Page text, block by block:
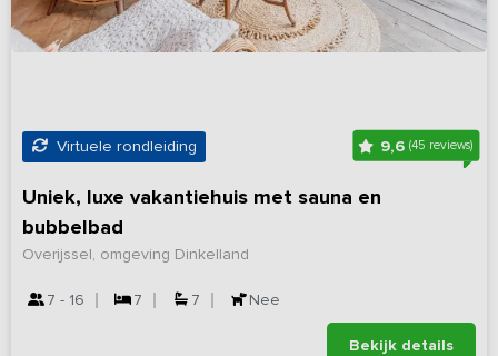
Virtuele rondleiding 9,6(45 reviews)
Uniek, luxe vakantiehuis met sauna en
bubbelbad
Overijssel, omgeving Dinkelland
7 - 16 7 7 Nee
Bekijk details